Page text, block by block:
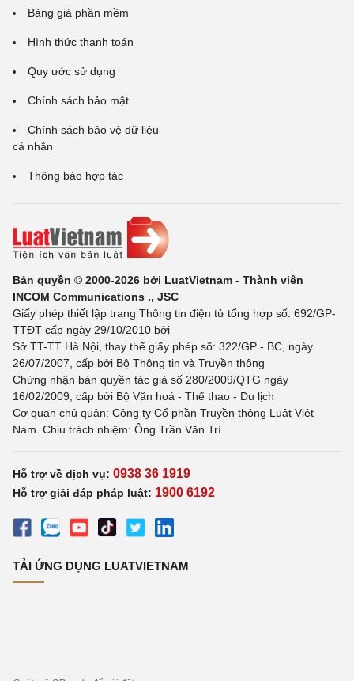
Bảng giá phần mềm
Hình thức thanh toán
Quy ước sử dụng
Chính sách bảo mật
Chính sách bảo vệ dữ liệu
cá nhân
Thông báo hợp tác
Bản quyền © 2000-2026 bởi LuatVietnam - Thành viên
INCOM Communications ., JSC
Giấy phép thiết lập trang Thông tin điện tử tổng hợp số: 692/GP-
TTĐT cấp ngày 29/10/2010 bởi
Sở TT-TT Hà Nội, thay thế giấy phép số: 322/GP - BC, ngày
26/07/2007, cấp bởi Bộ Thông tin và Truyền thông
Chứng nhận bản quyền tác giả số 280/2009/QTG ngày
16/02/2009, cấp bởi Bộ Văn hoá - Thể thao - Du lịch
Cơ quan chủ quản: Công ty Cổ phần Truyền thông Luật Việt
Nam. Chịu trách nhiệm: Ông Trần Văn Trí
Hỗ trợ về dịch vụ: 0938 36 1919
Hỗ trợ giải đáp pháp luật: 1900 6192
TẢI ỨNG DỤNG LUATVIETNAM